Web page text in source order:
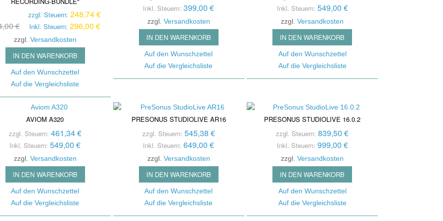
Stromversorgung /
Powersupply
Steckfelder / Patchbays
Taktgeber / Wordclocks
Noise Reduction / Klang-
Splitter
Other Signal Prozessors
Outboard Zubehör
Bändchen Mikrofone
Mikrofone Mit Tauchspule
Mikrofon Zubehör
€
zzgl. Steuern: 248,74 €
Inkl. Steuern: 296,00 €
zzgl. Versandkosten
IN DEN WARENKORB
Auf den Wunschzettel
Auf die Vergleichsliste
Inkl. Steuern: 399,00 €
zzgl. Versandkosten
IN DEN WARENKORB
Auf den Wunschzettel
Auf die Vergleichsliste
Inkl. Steuern: 549,00 €
zzgl.Versandkosten
IN DEN WARENKORB
Auf den Wunschzettel
Auf die Vergleichsliste
AVIOM A320
zzgl. Steuern: 461,34 €
Inkl. Steuern: 549,00 €
zzgl. Versandkosten
IN DEN WARENKORB
Auf den Wunschzettel
Auf die Vergleichsliste
PRESONUS STUDIOLIVE AR16
zzgl. Steuern: 545,38 €
Inkl. Steuern: 649,00 €
zzgl. Versandkosten
IN DEN WARENKORB
Auf den Wunschzettel
Auf die Vergleichsliste
PRESONUS STUDIOLIVE 16.0.2
zzgl. Steuern: 839,50 €
Inkl. Steuern: 999,00 €
zzgl.Versandkosten
IN DEN WARENKORB
Auf den Wunschzettel
Auf die Vergleichsliste